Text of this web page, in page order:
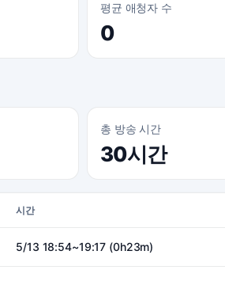
평균 애청자 수
0
총 방송 시간
30시간
시간
5/13 18:54~19:17 (0h23m)